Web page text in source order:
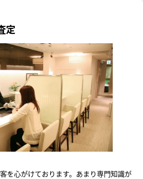
定
を心がけております。あまり専門知識が